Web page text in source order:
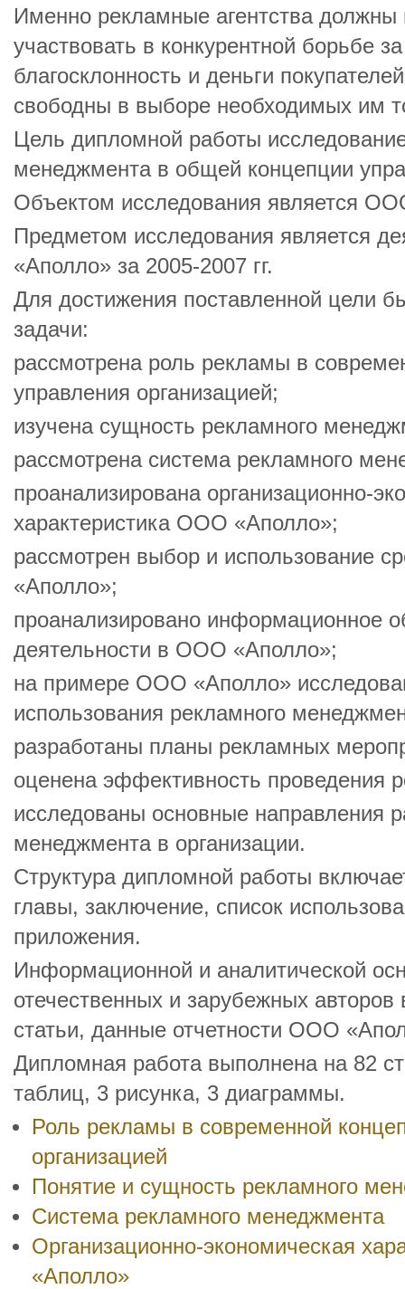
Именно рекламные агентства должны
участвовать в конкурентной борьбе
благосклонность и деньги
свободны в выборе необходимых им
Цель дипломной работы
менеджмента в общей концепции
Объектом исследования является
Предметом исследования является
«Аполло» за 2005-2007 гг.
Для достижения поставленной цели
задачи:
рассмотрена роль рекламы в
управления организацией;
изучена сущность рекламного
рассмотрена система рекламного
проанализирована организационно-
характеристика ООО «Аполло»;
рассмотрен выбор и использование
«Аполло»;
проанализировано информационное
деятельности в ООО «Аполло»;
на примере ООО «Аполло»
использования рекламного
разработаны планы рекламных
оценена эффективность проведения
исследованы основные направления
менеджмента в организации.
Структура дипломной работы
главы, заключение, список
приложения.
Информационной и аналитической
отечественных и зарубежных
статьи, данные отчетности ООО
Дипломная работа выполнена на 82
таблиц, 3 рисунка, 3 диаграммы.
Роль рекламы в современной
организацией
Понятие и сущность рекламного
Система рекламного менеджмента
Организационно-экономическая
«Аполло»